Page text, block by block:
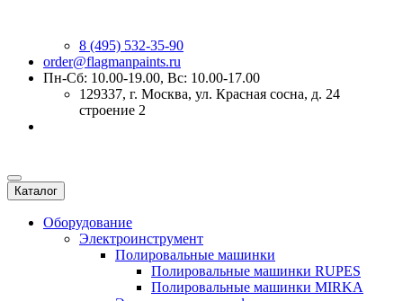
8 (495) 532-35-90
order@flagmanpaints.ru
Пн-Сб: 10.00-19.00, Вс: 10.00-17.00
129337, г. Москва, ул. Красная сосна, д. 24
строение 2
Каталог
Оборудование
Электроинструмент
Полировальные машинки
Полировальные машинки RUPES
Полировальные машинки MIRKA